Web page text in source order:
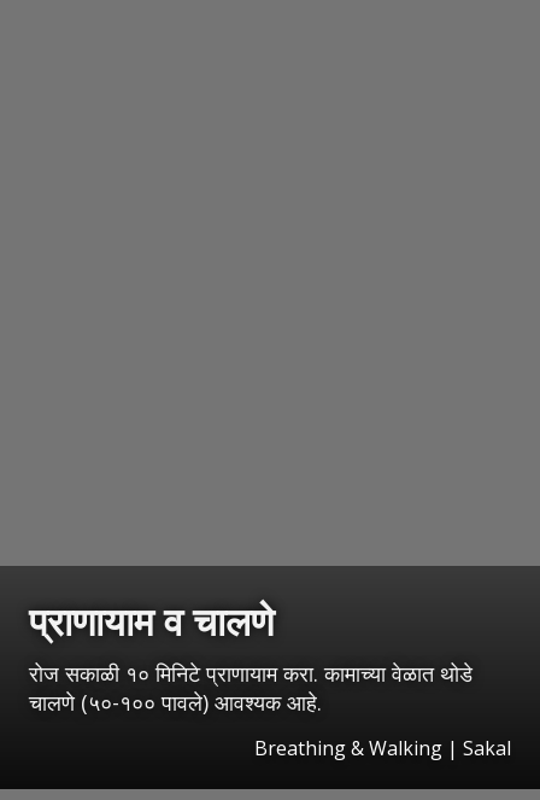
प्राणायाम व चालणे
रोज सकाळी १० मिनिटे प्राणायाम करा. कामाच्या वेळात थोडे
चालणे (५०-१०० पावले) आवश्यक आहे.
Breathing & Walking | Sakal